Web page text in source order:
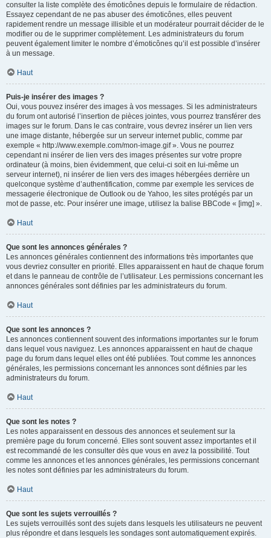
consulter la liste complète des émoticônes depuis le formulaire de rédaction.
Essayez cependant de ne pas abuser des émoticônes, elles peuvent
rapidement rendre un message illisible et un modérateur pourrait décider de le
modifier ou de le supprimer complètement. Les administrateurs du forum
peuvent également limiter le nombre d’émoticônes qu’il est possible d’insérer
à un message.
Haut
Puis-je insérer des images ?
Oui, vous pouvez insérer des images à vos messages. Si les administrateurs
du forum ont autorisé l’insertion de pièces jointes, vous pourrez transférer des
images sur le forum. Dans le cas contraire, vous devrez insérer un lien vers
une image distante, hébergée sur un serveur internet public, comme par
exemple « http://www.exemple.com/mon-image.gif ». Vous ne pourrez
cependant ni insérer de lien vers des images présentes sur votre propre
ordinateur (à moins, bien évidemment, que celui-ci soit en lui-même un
serveur internet), ni insérer de lien vers des images hébergées derrière un
quelconque système d’authentification, comme par exemple les services de
messagerie électronique de Outlook ou de Yahoo, les sites protégés par un
mot de passe, etc. Pour insérer une image, utilisez la balise BBCode « [img] ».
Haut
Que sont les annonces générales ?
Les annonces générales contiennent des informations très importantes que
vous devriez consulter en priorité. Elles apparaissent en haut de chaque forum
et dans le panneau de contrôle de l’utilisateur. Les permissions concernant les
annonces générales sont définies par les administrateurs du forum.
Haut
Que sont les annonces ?
Les annonces contiennent souvent des informations importantes sur le forum
dans lequel vous naviguez. Les annonces apparaissent en haut de chaque
page du forum dans lequel elles ont été publiées. Tout comme les annonces
générales, les permissions concernant les annonces sont définies par les
administrateurs du forum.
Haut
Que sont les notes ?
Les notes apparaissent en dessous des annonces et seulement sur la
première page du forum concerné. Elles sont souvent assez importantes et il
est recommandé de les consulter dès que vous en avez la possibilité. Tout
comme les annonces et les annonces générales, les permissions concernant
les notes sont définies par les administrateurs du forum.
Haut
Que sont les sujets verrouillés ?
Les sujets verrouillés sont des sujets dans lesquels les utilisateurs ne peuvent
plus répondre et dans lesquels les sondages sont automatiquement expirés.